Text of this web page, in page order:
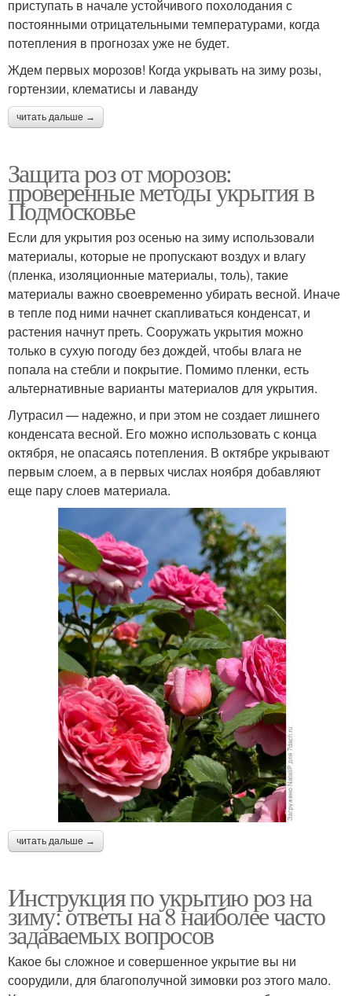
приступать в начале устойчивого похолодания с
постоянными отрицательными температурами, когда
потепления в прогнозах уже не будет.
Ждем первых морозов! Когда укрывать на зиму розы,
гортензии, клематисы и лаванду
читать дальше →
Защита роз от морозов:
проверенные методы укрытия в
Подмосковье
Если для укрытия роз осенью на зиму использовали
материалы, которые не пропускают воздух и влагу
(пленка, изоляционные материалы, толь), такие
материалы важно своевременно убирать весной. Иначе
в тепле под ними начнет скапливаться конденсат, и
растения начнут преть. Сооружать укрытия можно
только в сухую погоду без дождей, чтобы влага не
попала на стебли и покрытие. Помимо пленки, есть
альтернативные варианты материалов для укрытия.
Лутрасил — надежно, и при этом не создает лишнего
конденсата весной. Его можно использовать с конца
октября, не опасаясь потепления. В октябре укрывают
первым слоем, а в первых числах ноября добавляют
еще пару слоев материала.
читать дальше →
Инструкция по укрытию роз на
зиму: ответы на 8 наиболее часто
задаваемых вопросов
Какое бы сложное и совершенное укрытие вы ни
соорудили, для благополучной зимовки роз этого мало.